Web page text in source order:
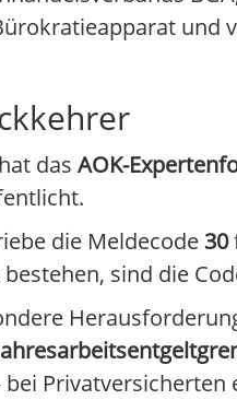
und
das AOK-
die Meldecode 30
sind die